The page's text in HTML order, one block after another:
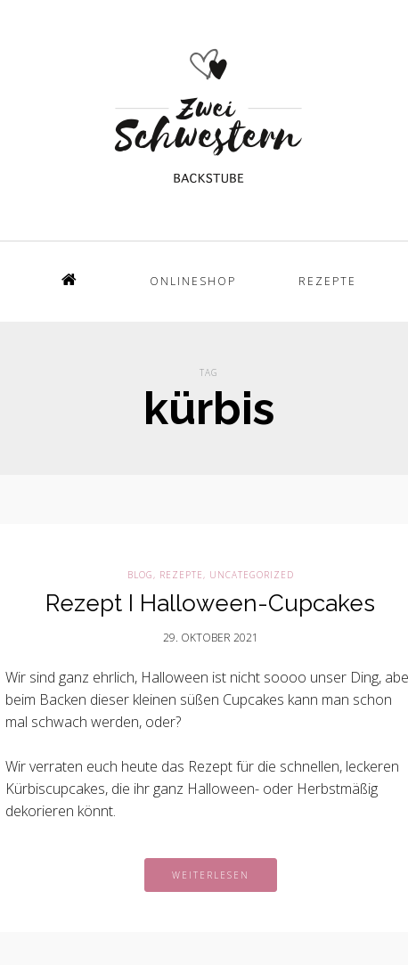
ONLINESHOP REZEPTE
TAG
kürbis
BLOG, REZEPTE, UNCATEGORIZED
Rezept I Halloween-Cupcakes
29. OKTOBER 2021
Wir sind ganz ehrlich, Halloween ist nicht soooo unser Ding,
beim Backen dieser kleinen süßen Cupcakes kann man schon
mal schwach werden, oder?
Wir verraten euch heute das Rezept für die schnellen, leckeren
Kürbiscupcakes, die ihr ganz Halloween- oder Herbstmäßig
dekorieren könnt.
WEITERLESEN